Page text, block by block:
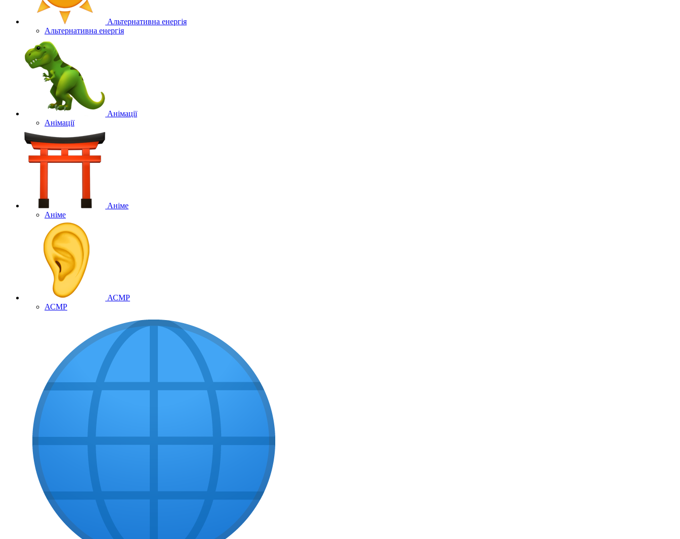
Альтернативна енергія
Альтернативна енергія
Анімації
Анімації
Аніме
Аніме
АСМР
АСМР